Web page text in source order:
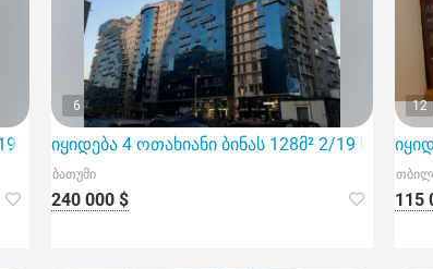
სართ
6
იყიდება 4 ოთახიანი ბინას 128მ² 2/19 სართ
ბათუმი
240 000 $
12
115